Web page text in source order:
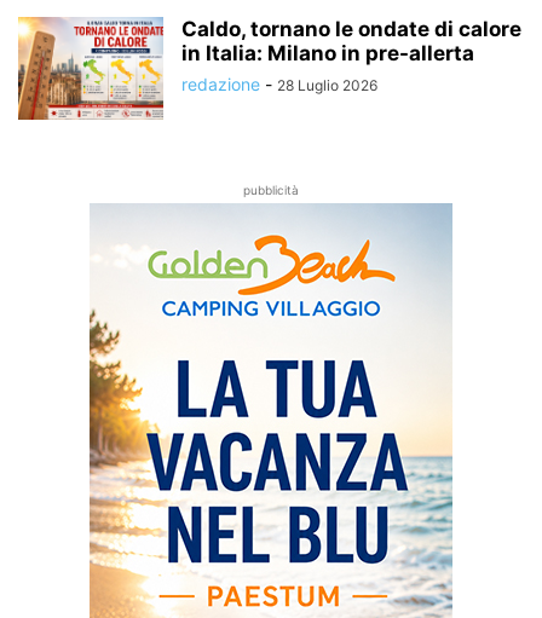
Caldo, tornano le ondate di calore
in Italia: Milano in pre-allerta
redazione - 28 Luglio 2026
pubblicità